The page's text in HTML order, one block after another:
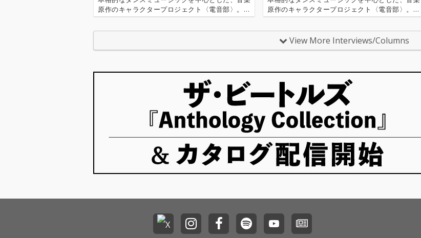
原作のキャラクタープロジェクト〈電音部〉。そ
のイベント〈電音部 3rd LIVE -SOUL EVOLUTION-〉
原作のキャラクタープロジェクト〈電音部〉。そ
のイベント〈電音部 AREA MEETING -HARAJUKU-〉
した。…View More Interviews/Columns